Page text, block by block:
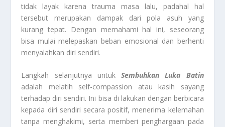
tidak layak karena trauma masa lalu, padahal hal
tersebut merupakan dampak dari pola asuh yang
kurang tepat. Dengan memahami hal ini, seseorang
bisa mulai melepaskan beban emosional dan berhenti
menyalahkan diri sendiri.
Langkah selanjutnya untukSembuhkan Luka Batin
adalah melatih self-compassion atau kasih sayang
terhadap diri sendiri. Ini bisa di lakukan dengan berbicara
kepada diri sendiri secara positif, menerima kelemahan
tanpa menghakimi, serta memberi penghargaan pada